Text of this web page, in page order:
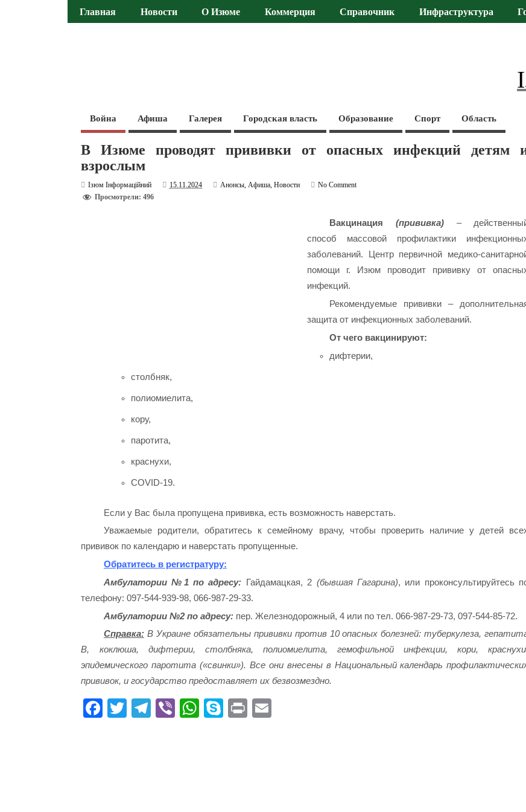
Главная Новости О Изюме Коммерция Справочник Инфраструктура
Война Афиша Галерея Городская власть Образование Спорт Область
В Изюме проводят прививки от опасных инфекций детям
взрослым
Ізюм Інформаційний 15.11.2024 Анонсы,Афиша,Новости
No Comment
Просмотрели: 496
Вакцинация (прививка)–
способ массовой профилактики
заболеваний. Центр первичной медико-
помощи г. Изюм проводит прививку от
инфекций.
Рекомендуемые прививки –
защита от инфекционных заболеваний.
От чего вакцинируют:
дифтерии,
столбняк,
полиомиелита,
кору,
паротита,
краснухи,
COVID-19.
Если у Вас была пропущена прививка, есть возможность наверстать.
Уважаемые родители, обратитесь к семейному врачу, чтобы проверить наличие у детей
прививок по календарю и наверстать пропущенные.
Обратитесь в регистратуру:
Амбулатории №1 по адресу: Гайдамацкая, 2 (бывшая Гагарина), или проконсультируйтесь
телефону: 097-544-939-98, 066-987-29-33.
Амбулатории №2 по адресу: пер. Железнодорожный, 4 или по тел. 066-987-29-73, 097-544-85-72.
Справка: В Украине обязательны прививки против 10 опасных болезней: туберкулеза,
В, коклюша, дифтерии, столбняка, полиомиелита, гемофильной инфекции, кори,
эпидемического паротита («свинки»). Все они внесены в Национальный календарь
прививок, и государство предоставляет их безвозмездно.
Fa T
Te Vi
W
S
Pr